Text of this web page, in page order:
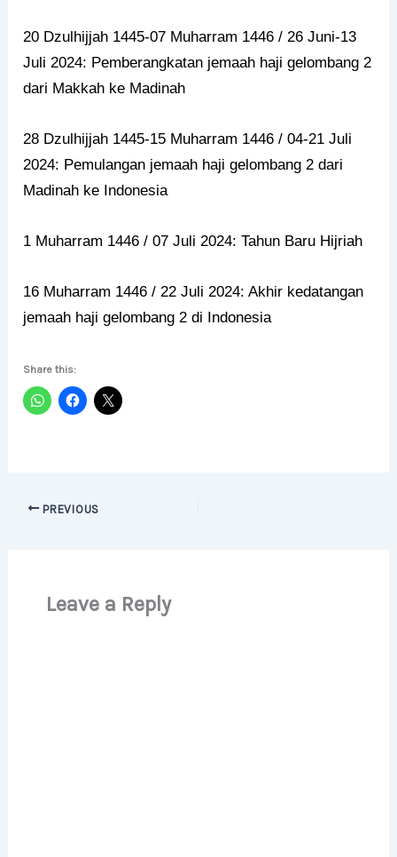
20 Dzulhijjah 1445-07 Muharram 1446 / 26 Juni-13
Juli 2024: Pemberangkatan jemaah haji gelombang 2
dari Makkah ke Madinah
28 Dzulhijjah 1445-15 Muharram 1446 / 04-21 Juli
2024: Pemulangan jemaah haji gelombang 2 dari
Madinah ke Indonesia
1 Muharram 1446 / 07 Juli 2024: Tahun Baru Hijriah
16 Muharram 1446 / 22 Juli 2024: Akhir kedatangan
jemaah haji gelombang 2 di Indonesia
Share this:
PREVIOUS
Leave a Reply